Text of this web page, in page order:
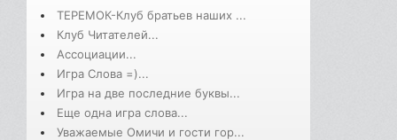
ТЕРЕМОК-Клуб братьев наших ...
Клуб Читателей...
Ассоциации...
Игра Слова =)...
Игра на две последние буквы...
Еще одна игра слова...
Уважаемые Омичи и гости гор...